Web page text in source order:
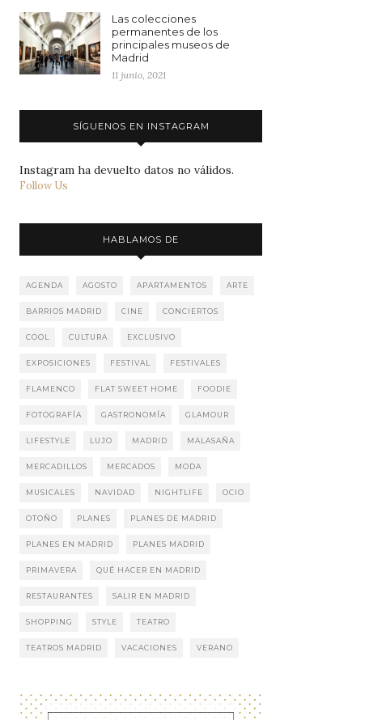
Las colecciones
permanentes de los
principales museos de
Madrid
11 junio, 2021
SÍGUENOS EN INSTAGRAM
Instagram ha devuelto datos no válidos.
Follow Us
HABLAMOS DE
AGENDA AGOSTO APARTAMENTOS ARTE
BARRIOS MADRID CINE CONCIERTOS
COOL CULTURA EXCLUSIVO
EXPOSICIONES FESTIVAL FESTIVALES
FLAMENCO FLAT SWEET HOME FOODIE
FOTOGRAFÍA GASTRONOMÍA GLAMOUR
LIFESTYLE LUJO MADRID MALASAÑA
MERCADILLOS MERCADOS MODA
MUSICALES NAVIDAD NIGHTLIFE OCIO
OTOÑO PLANES PLANES DE MADRID
PLANES EN MADRID PLANES MADRID
PRIMAVERA QUÉ HACER EN MADRID
RESTAURANTES SALIR EN MADRID
SHOPPING STYLE TEATRO
TEATROS MADRID VACACIONES VERANO